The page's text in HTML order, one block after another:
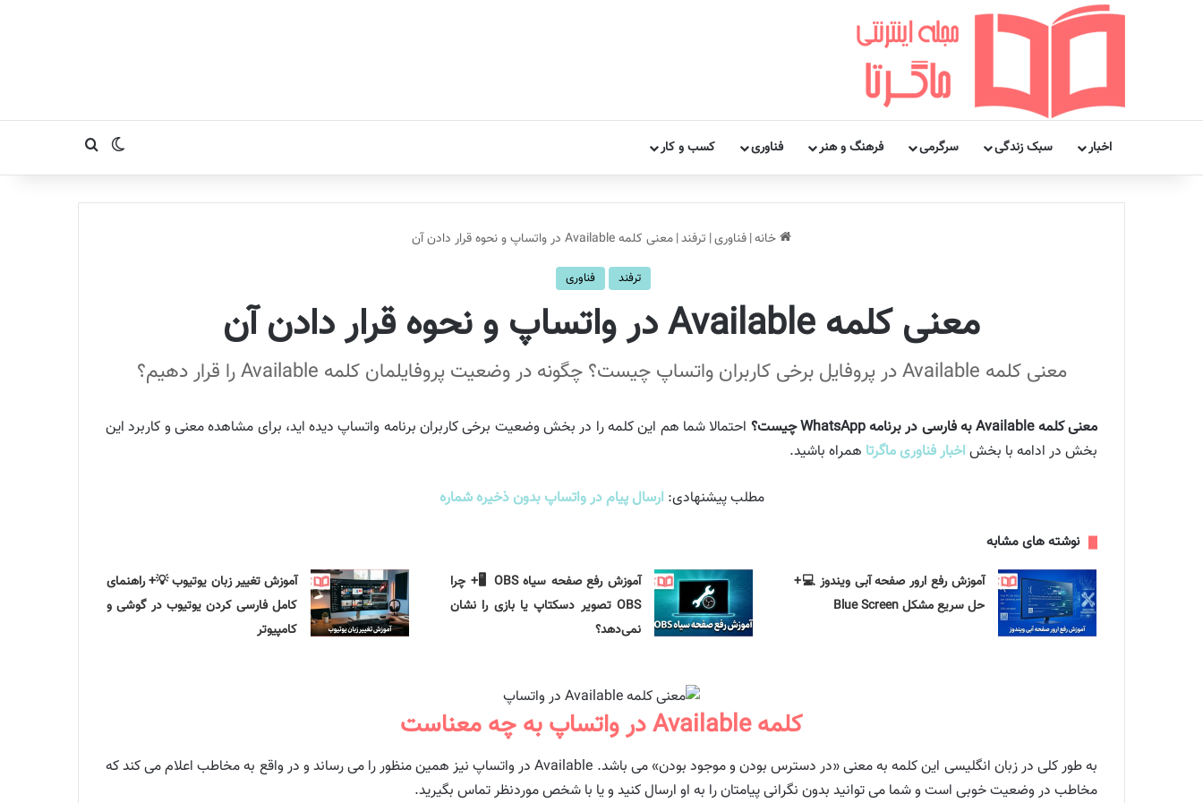
اخبار سبک زندگی سرگرمی فرهنگ و هنر فناوری کسب و کار تغییر پوستهجستجو برای
خانه|فناوری| ترفند|معنی کلمه Available در واتساپ و نحوه قرار دادن آن
ترفند فناوری
معنی کلمه Available در واتساپ و نحوه قرار دادن آن
معنی کلمه Available در پروفایل برخی کاربران واتساپ چیست؟ چگونه در وضعیت پروفایلمان کلمه Available را قرار دهیم؟
معنی کلمه Available به فارسی در برنامه WhatsApp چیست؟
احتمالا شما هم این کلمه را در بخش وضعیت برخی کاربران برنامه واتساپ دیده اید، برای مشاهده معنی و کاربرد این
بخش در ادامه با بخش اخبار فناوری ماگرتا همراه باشید.
مطلب پیشنهادی: ارسال پیام در واتساپ بدون ذخیره شماره
نوشته های مشابه
آموزش رفع ارور صفحه آبی ویندوز 💻+
حل سریع مشکل Blue Screen
آموزش رفع صفحه سیاه OBS 🖥️+ چرا
OBS تصویر دسکتاپ یا بازی را نشان
نمی‌دهد؟
آموزش تغییر زبان یوتیوب 💡+ راهنمای
کامل فارسی کردن یوتیوب در گوشی و
کامپیوتر
کلمه Available در واتساپ به چه معناست
به طور کلی در زبان انگلیسی این کلمه به معنی «در دسترس بودن و موجود بودن» می باشد. Available در واتساپ نیز همین منظور را می رساند و در واقع به مخاطب اعلام می کند که
مخاطب در وضعیت خوبی است و شما می توانید بدون نگرانی پیامتان را به او ارسال کنید و یا با شخص موردنظر تماس بگیرید.